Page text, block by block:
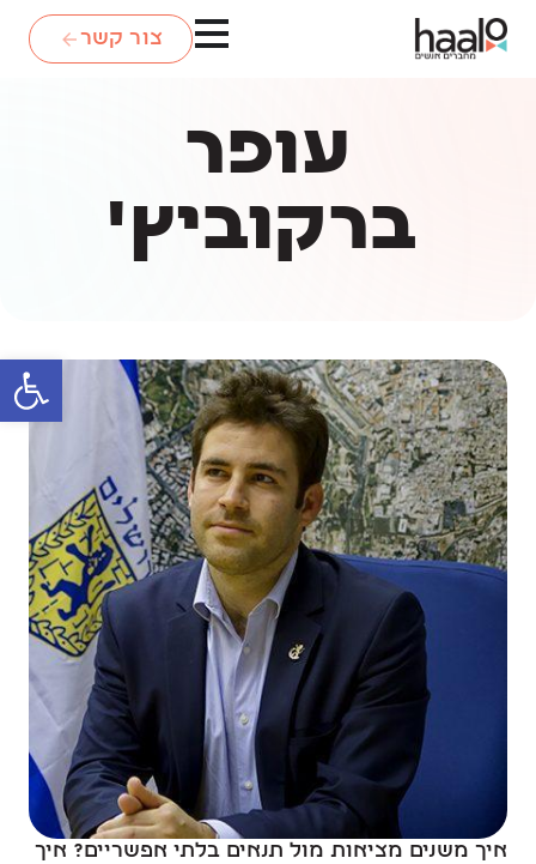
פתח
צור קשר
עופר
ברקוביץ'
איך משנים מציאות מול תנאים בלתי אפשריים? איך